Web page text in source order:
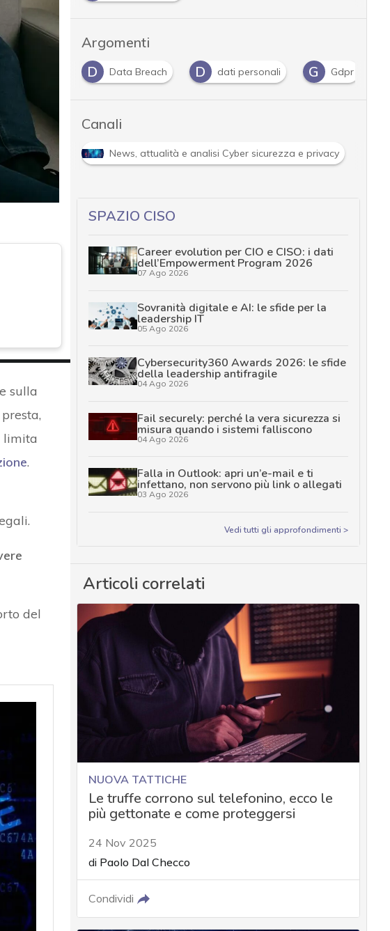
sulla
limita
.
del
Argomenti
Data Breach D dati personali G Gdpr R ransomware
Canali
News, attualità e analisi Cyber sicurezza e privacy R Ransomware
SPAZIO CISO
Career evolution per CIO e CISO: i dati
dell’Empowerment Program 2026
07 Ago 2026
Sovranità digitale e AI: le sfide per la
leadership IT
05 Ago 2026
Cybersecurity360 Awards 2026: le sfide
della leadership antifragile
04 Ago 2026
Fail securely: perché la vera sicurezza si
misura quando i sistemi falliscono
04 Ago 2026
Falla in Outlook: apri un’e-mail e ti
infettano, non servono più link o allegati
03 Ago 2026
Vedi tutti gli approfondimenti >
Articoli correlati
NUOVA TATTICHE
Le truffe corrono sul telefonino, ecco le
più gettonate e come proteggersi
24 Nov 2025
di Paolo Dal Checco
Condividi